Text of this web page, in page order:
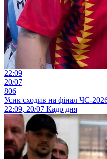
22:09
20/07
806
Усик сходив на фінал ЧС-
22:09, 20/07 Кадр дня